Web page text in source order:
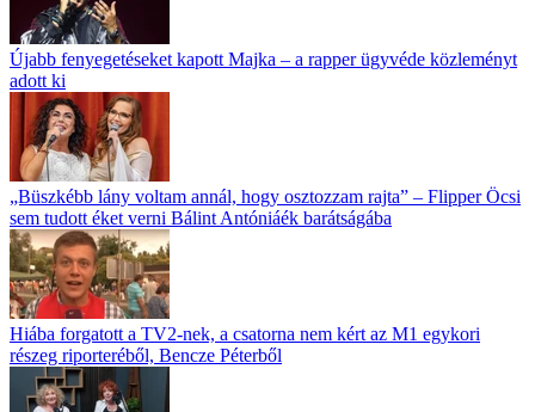
Újabb fenyegetéseket kapott Majka – a rapper ügyvéde közleményt
adott ki
„Büszkébb lány voltam annál, hogy osztozzam rajta” – Flipper Öcsi
sem tudott éket verni Bálint Antóniáék barátságába
Hiába forgatott a TV2-nek, a csatorna nem kért az M1 egykori
részeg riporteréből, Bencze Péterből